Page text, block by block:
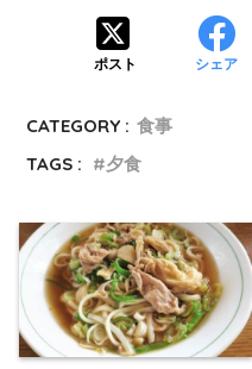
ポスト シェア
CATEGORY : 食事
TAGS :
夕食